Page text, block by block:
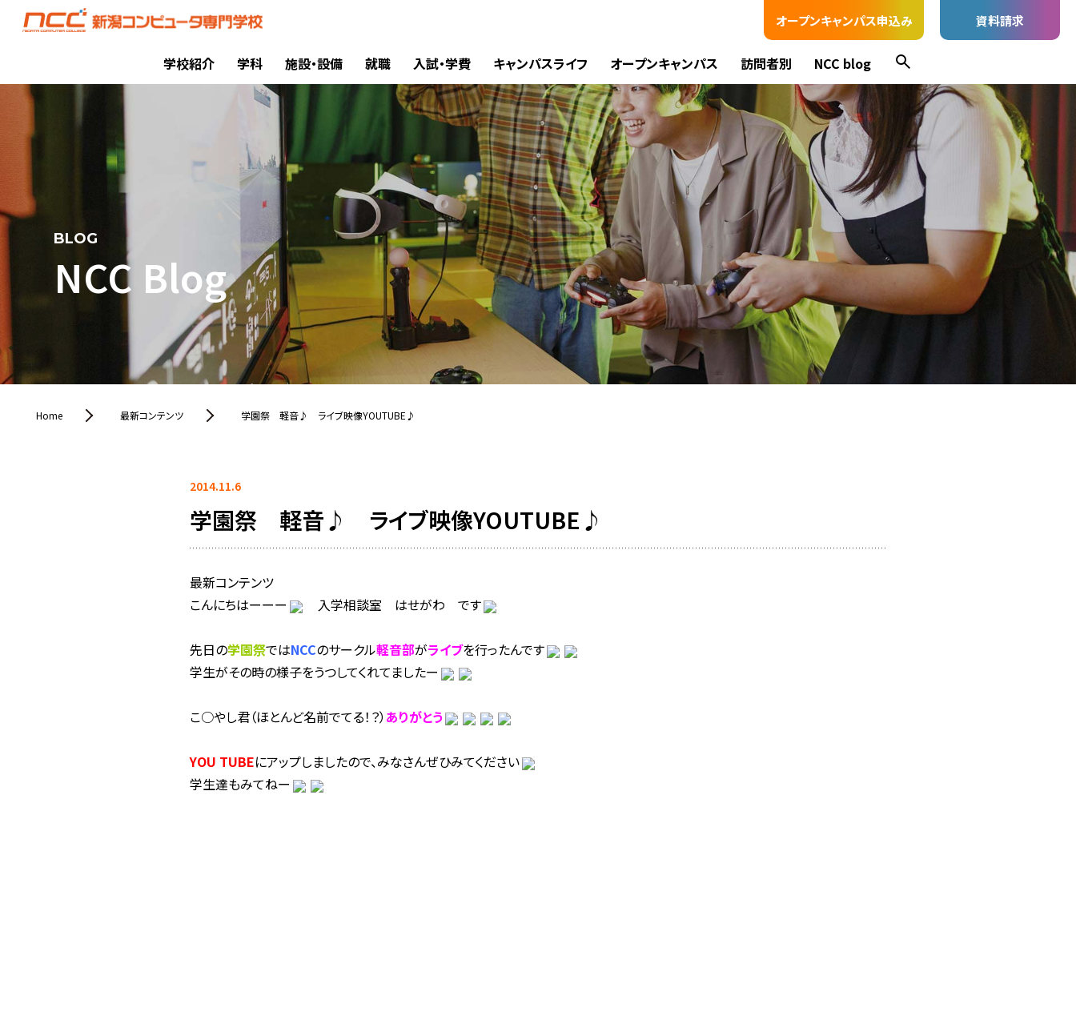
オープンキャンパス申込み 資料請求
学校紹介 学科 施設・設備 就職 入試・学費 キャンパスライフ オープンキャンパス 訪問者別 NCC blog
BLOG
NCC Blog
Home 最新コンテンツ 学園祭 軽音♪ ライブ映像YOUTUBE♪
2014.11.6
学園祭 軽音♪ ライブ映像YOUTUBE♪
最新コンテンツ
こんにちはーーー
入学相談室 はせがわ です
先日の学園祭ではNCCのサークル軽音部がライブを行ったんです
学生がその時の様子をうつしてくれてましたー
こ○やし君（ほとんど名前でてる！？） ありがとう
YOU TUBEにアップしましたので、みなさんぜひみてください
学生達もみてねー